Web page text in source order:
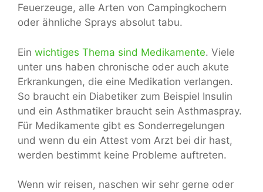
Feuerzeuge, alle Arten von Campingkochern
oder ähnliche Sprays absolut tabu.
Ein wichtiges Thema sind Medikamente. Viele
unter uns haben chronische oder auch akute
Erkrankungen, die eine Medikation verlangen.
So braucht ein Diabetiker zum Beispiel Insulin
und ein Asthmatiker braucht sein Asthmaspray.
Für Medikamente gibt es Sonderregelungen
und wenn du ein Attest vom Arzt bei dir hast,
werden bestimmt keine Probleme auftreten.
Wenn wir reisen, naschen wir sehr gerne oder